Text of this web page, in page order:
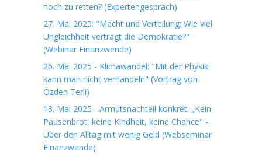
noch zu retten? (Expertengespräch)
27. Mai 2025: "Macht und Verteilung: Wie viel
Ungleichheit verträgt die Demokratie?"
(Webinar Finanzwende)
26. Mai 2025 - Klimawandel: "Mit der Physik
kann man nicht verhandeln" (Vortrag von
Özden Terli)
13. Mai 2025 - Armutsnachteil konkret: „Kein
Pausenbrot, keine Kindheit, keine Chance" -
Über den Alltag mit wenig Geld (Webseminar
Finanzwende)